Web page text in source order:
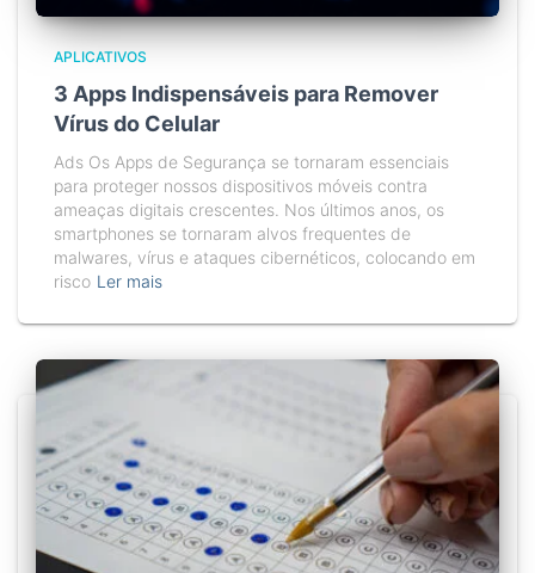
APLICATIVOS
3 Apps Indispensáveis para Remover
Vírus do Celular
Ads Os Apps de Segurança se tornaram essenciais
para proteger nossos dispositivos móveis contra
ameaças digitais crescentes. Nos últimos anos, os
smartphones se tornaram alvos frequentes de
malwares, vírus e ataques cibernéticos, colocando em
risco Ler mais